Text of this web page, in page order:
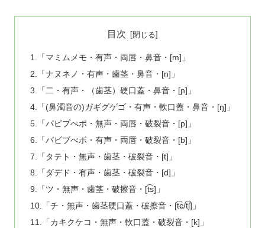
目次
1.「マミムメモ・有声・両唇・鼻音・[m]」
2.「ナヌネノ・有声・歯茎・鼻音・[n]」
3.「二・有声・（歯茎）硬口蓋・鼻音・[ɲ]」
4.「(鼻濁音の)ガギグゲゴ・有声・軟口蓋・鼻音・[ŋ]」
5.「パピプぺポ・無声・両唇・破裂音・[p]」
6.「バビブべボ・有声・両唇・破裂音・[b]」
7.「タテト・無声・歯茎・破裂音・[t]」
8.「ダデド・有声・歯茎・破裂音・[d]」
9.「ツ・無声・歯茎・破擦音・[t͡s]」
10.「チ・無声・歯茎硬口蓋・破擦音・[t͡ɕ/t͡ʃ]」
11.「カキクケコ・無声・軟口蓋・破裂音・[k]」